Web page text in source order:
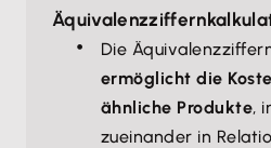
Die
ermöglicht die
ähnliche Produkte,
zueinander in